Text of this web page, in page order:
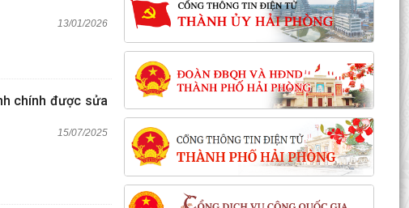
13/01/2026
chính được sửa
15/07/2025